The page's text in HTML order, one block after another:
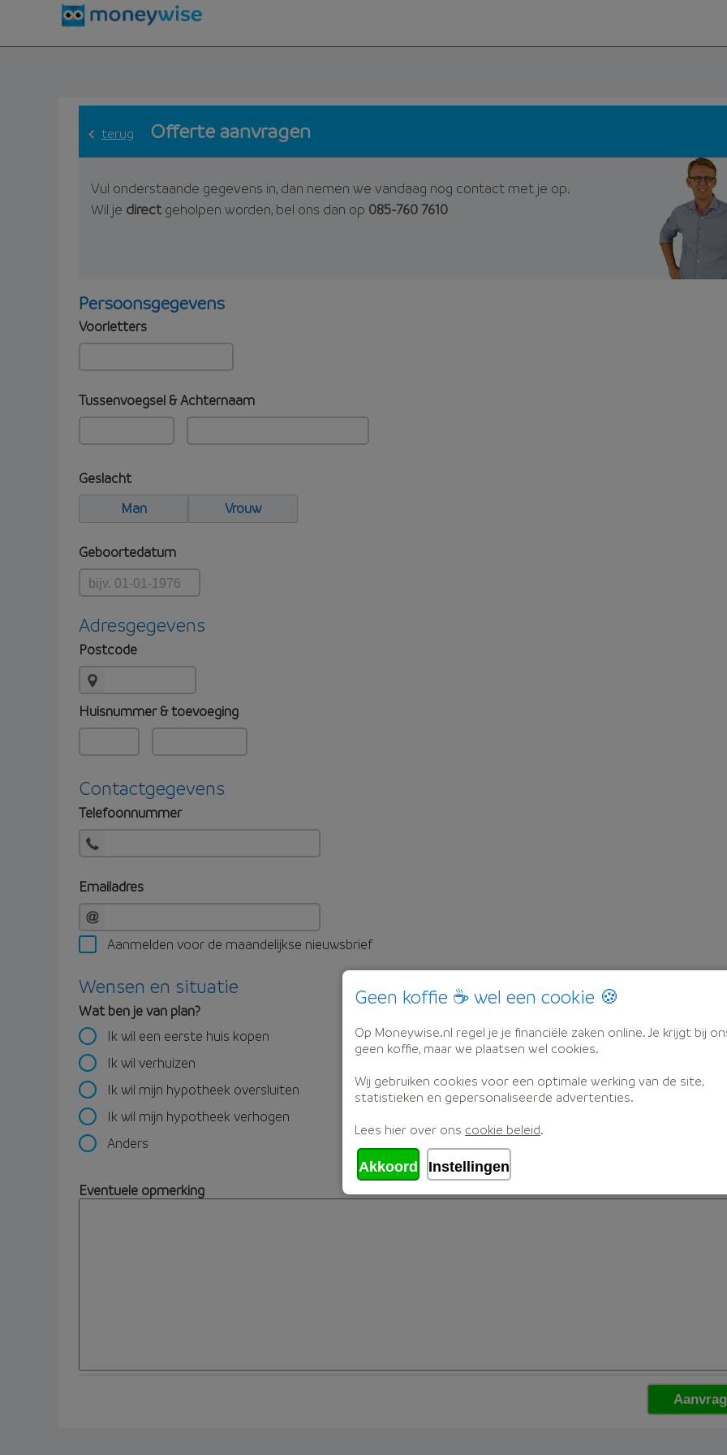
terug Offerte aanvragen
Vul onderstaande gegevens in, dan nemen we vandaag nog contact met je op.
Wil je directgeholpen worden, bel ons dan op 085-760 7610
Persoonsgegevens
Voorletters
Tussenvoegsel & Achternaam
Geslacht
Man
Vrouw
Geboortedatum
Adresgegevens
Postcode
Huisnummer & toevoeging
Contactgegevens
Telefoonnummer
Emailadres
Aanmelden voor de maandelijkse nieuwsbrief
Wensen en situatie
Wat ben je van plan?
Ik wil een eerste huis kopen
Ik wil verhuizen
Ik wil mijn hypotheek oversluiten
Ik wil mijn hypotheek verhogen
Anders
Eventuele opmerking
Geen koffie ☕ wel een cookie 🍪
Op Moneywise.nl regel je je financiële zaken online. Je krijgt bij
geen koffie, maar we plaatsen wel cookies.
Wij gebruiken cookies voor een optimale werking van de site,
statistieken en gepersonaliseerde advertenties.
Lees hier over ons cookie beleid.
Akkoord Instellingen